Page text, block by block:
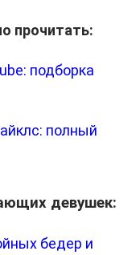
прочитать:
подборка
полный
девушек:
бедер и